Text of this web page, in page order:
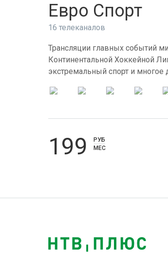
Евро Спорт
16 телеканалов
Трансляции главных событий
Континентальной Хоккейной
экстремальный спорт и многое
199
РУБ
МЕС